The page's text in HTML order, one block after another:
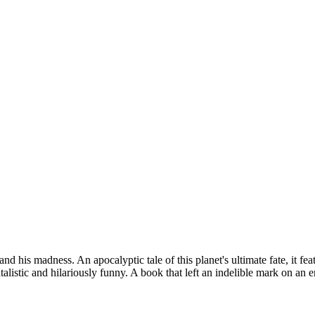
his madness. An apocalyptic tale of this planet's ultimate fate, it
and hilariously funny. A book that left an indelible mark on an